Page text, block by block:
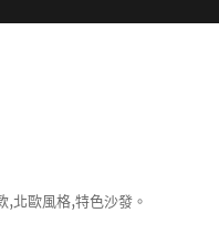
北歐風格,特色沙發。